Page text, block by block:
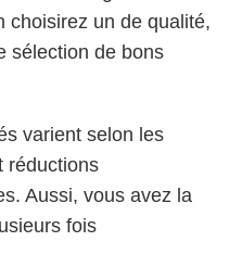
choisirez un de qualité,
sélection de bons
varient selon les
réductions
Aussi, vous avez la
fois